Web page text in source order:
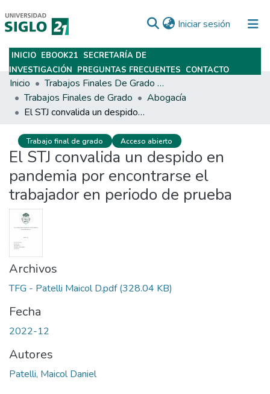
Iniciar sesión (current)
Subir
INICIO EBOOK21 SECRETARÍA DE
INVESTIGACIÓN PREGUNTAS FRECUENTES CONTACTO
Inicio
Trabajos Finales De Grado Y Posgrado
Trabajos Finales de Grado
Abogacía
El STJ convalida un despido en pandemia por encontrarse el trabajador en periodo de prueba
Trabajo final de grado Acceso abierto
El STJ convalida un despido en
pandemia por encontrarse el
trabajador en periodo de prueba
Archivos
TFG - Patelli Maicol D.pdf(328.04 KB)
Fecha
2022-12
Autores
Patelli, Maicol Daniel